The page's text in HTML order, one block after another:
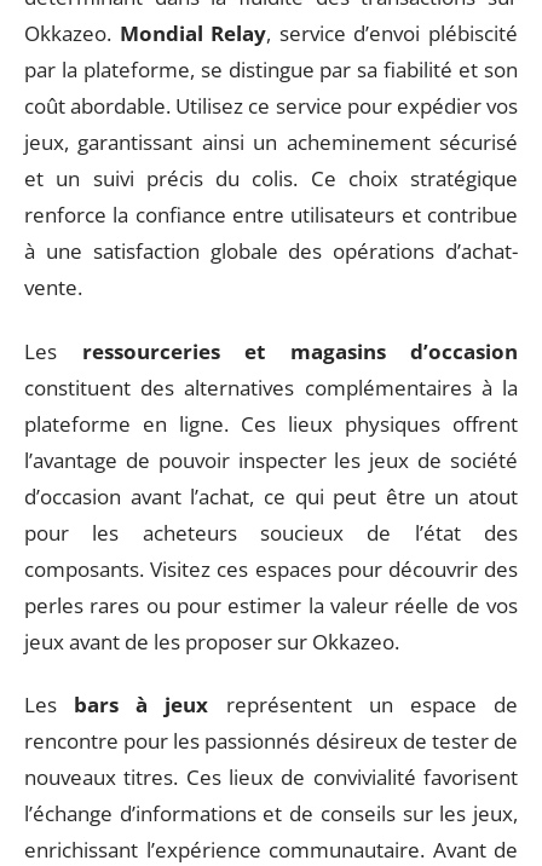
Okkazeo. Mondial Relay, service d’envoi plébiscité
par la plateforme, se distingue par sa fiabilité et son
coût abordable. Utilisez ce service pour expédier vos
jeux, garantissant ainsi un acheminement sécurisé
et un suivi précis du colis. Ce choix stratégique
renforce la confiance entre utilisateurs et contribue
à une satisfaction globale des opérations d’achat-
vente.
Les ressourceries et magasins d’occasion
constituent des alternatives complémentaires à la
plateforme en ligne. Ces lieux physiques offrent
l’avantage de pouvoir inspecter les jeux de société
d’occasion avant l’achat, ce qui peut être un atout
pour les acheteurs soucieux de l’état des
composants. Visitez ces espaces pour découvrir des
perles rares ou pour estimer la valeur réelle de vos
jeux avant de les proposer sur Okkazeo.
Les bars à jeux représentent un espace de
rencontre pour les passionnés désireux de tester de
nouveaux titres. Ces lieux de convivialité favorisent
l’échange d’informations et de conseils sur les jeux,
enrichissant l’expérience communautaire. Avant de